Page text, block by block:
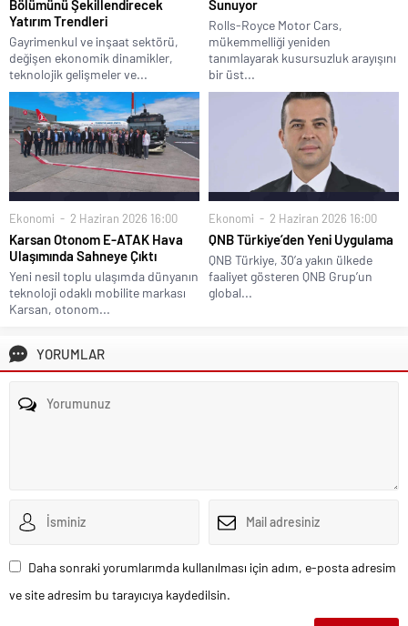
Bölümünü Şekillendirecek
Yatırım Trendleri
Gayrimenkul ve inşaat sektörü,
değişen ekonomik dinamikler,
teknolojik gelişmeler ve...
Sunuyor
Rolls-Royce Motor Cars,
mükemmelliği yeniden
tanımlayarak kusursuzluk arayışını
bir üst...
Ekonomi 2 Haziran 2026 16:00
Karsan Otonom E-ATAK Hava
Ulaşımında Sahneye Çıktı
Yeni nesil toplu ulaşımda dünyanın
teknoloji odaklı mobilite markası
Karsan, otonom...
Ekonomi 2 Haziran 2026 16:00
QNB Türkiye’den Yeni Uygulama
QNB Türkiye, 30’a yakın ülkede
faaliyet gösteren QNB Grup’un
global...
YORUMLAR
Daha sonraki yorumlarımda kullanılması için adım, e-posta adresim
ve site adresim bu tarayıcıya kaydedilsin.